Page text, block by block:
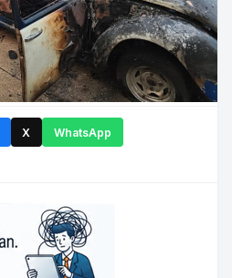
X WhatsApp